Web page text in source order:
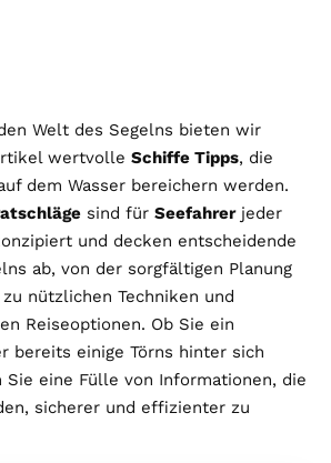
Welt des Segelns bieten wir
wertvolle Schiffe Tipps, die
dem Wasser bereichern werden.
sind für Seefahrerjeder
und decken entscheidende
ab, von der sorgfältigen Planung
nützlichen Techniken und
Reiseoptionen. Ob Sie ein
bereits einige Törns hinter sich
Sie eine Fülle von Informationen, die
sicherer und effizienter zu